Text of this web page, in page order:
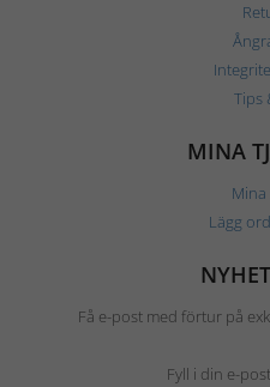
Tips
MINA
Lägg
Få e-post med förtur på
Fyll i din e-